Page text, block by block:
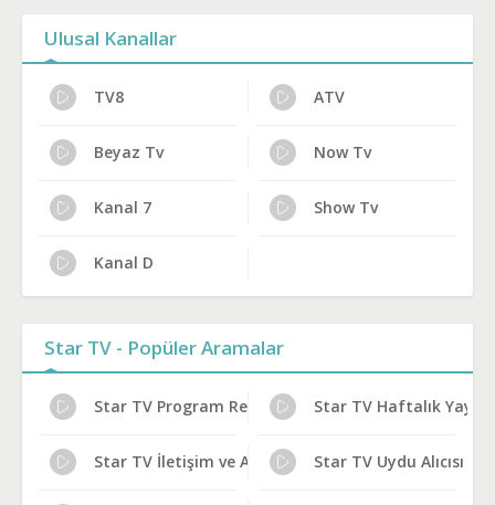
Ulusal Kanallar
TV8 ATV
Beyaz Tv Now Tv
Kanal 7 Show Tv
Kanal D
Star TV - Popüler Aramalar
Star TV Program Reytingleri Star TV Haftalık Yayın
Star TV İletişim ve Adres Star TV Uydu Alıcısı